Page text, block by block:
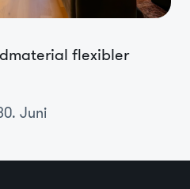
flexibler
Juni